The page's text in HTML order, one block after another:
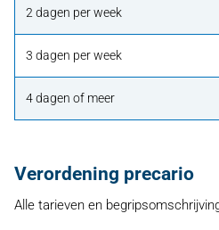
2 dagen per week
3 dagen per week
4 dagen of meer
Verordening precario
Alle tarieven en